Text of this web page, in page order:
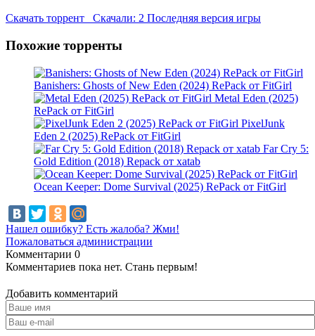
Скачать торрент Скачали: 2 Последняя версия игры
Похожие торренты
Banishers: Ghosts of New Eden (2024) RePack от FitGirl
Metal Eden (2025)
RePack от FitGirl
PixelJunk
Eden 2 (2025) RePack от FitGirl
Far Cry 5:
Gold Edition (2018) Repack от xatab
Ocean Keeper: Dome Survival (2025) RePack от FitGirl
Нашел ошибку? Есть жалоба? Жми!
Пожаловаться администрации
Комментарии 0
Комментариев пока нет. Стань первым!
Добавить комментарий